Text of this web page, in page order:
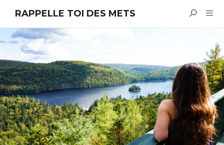
RAPPELLE TOI DES METS